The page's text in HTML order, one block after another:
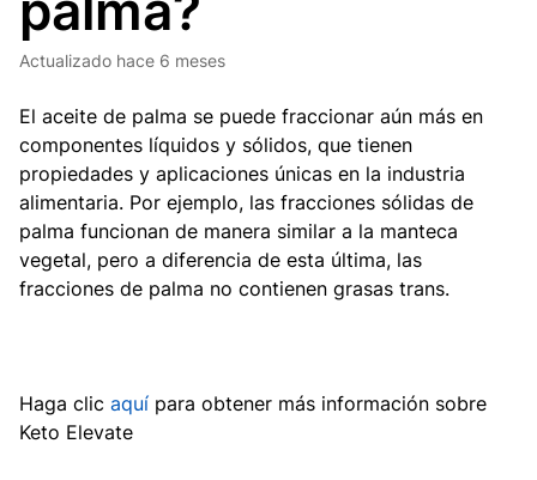
Actualizado hace 6 meses
El aceite de palma se puede fraccionar aún más en
componentes líquidos y sólidos, que tienen
propiedades y aplicaciones únicas en la industria
alimentaria. Por ejemplo, las fracciones sólidas de
palma funcionan de manera similar a la manteca
vegetal, pero a diferencia de esta última, las
fracciones de palma no contienen grasas trans.
Haga clic aquí para obtener más información sobre
Keto Elevate